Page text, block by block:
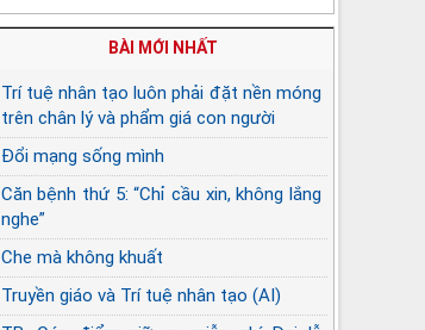
BÀI MỚI NHẤT
Trí tuệ nhân tạo luôn phải đặt nền móng
trên chân lý và phẩm giá con người
Đổi mạng sống mình
Căn bệnh thứ 5: “Chỉ cầu xin, không lắng
nghe”
Che mà không khuất
Truyền giáo và Trí tuệ nhân tạo (AI)